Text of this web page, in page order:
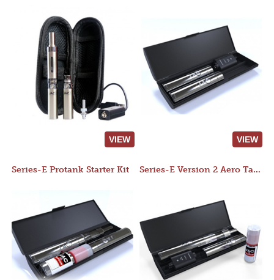
VIEW VIEW
Series-E Protank Starter Kit Series-E Version 2 Aero Tank Starter Kit